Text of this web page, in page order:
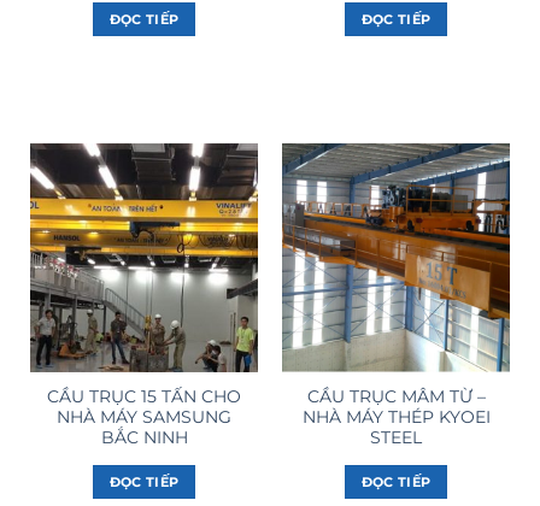
ĐỌC TIẾP ĐỌC TIẾP
CẦU TRỤC 15 TẤN CHO
NHÀ MÁY SAMSUNG
BẮC NINH
ĐỌC TIẾP
CẦU TRỤC MÂM TỪ –
NHÀ MÁY THÉP KYOEI
STEEL
ĐỌC TIẾP